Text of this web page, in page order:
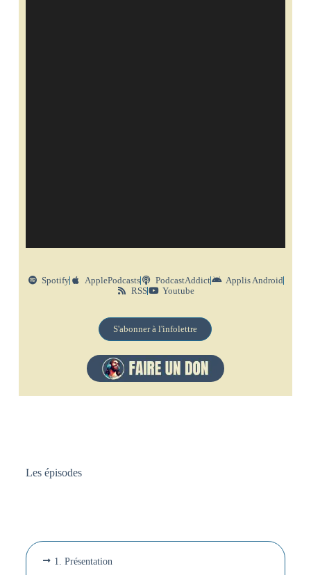
Spotify ApplePodcasts PodcastAddict
Applis Android
RSS
Youtube
S'abonner à l'infolettre
Les épisodes
1. Présentation